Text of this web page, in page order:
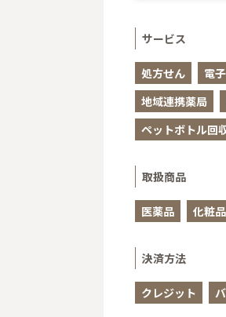
サービス
処方せん 電
地域連携薬局
ペットボトル回
取扱商品
医薬品 化粧品
決済方法
クレジット